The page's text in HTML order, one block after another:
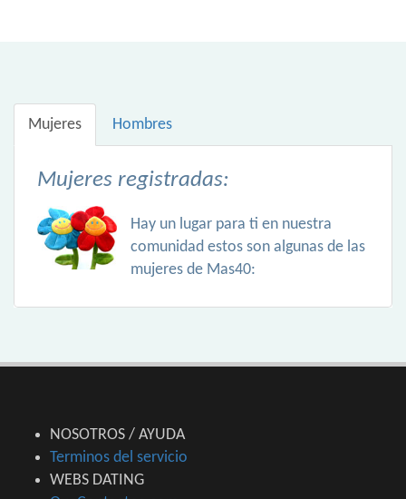
Mujeres Hombres
Mujeres registradas:
Hay un lugar para ti en nuestra
comunidad estos son algunas de las
mujeres de Mas40:
NOSOTROS / AYUDA
Terminos del servicio
WEBS DATING